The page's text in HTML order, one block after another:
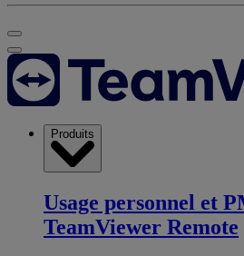
Produits
Usage personnel et
TeamViewer Remote